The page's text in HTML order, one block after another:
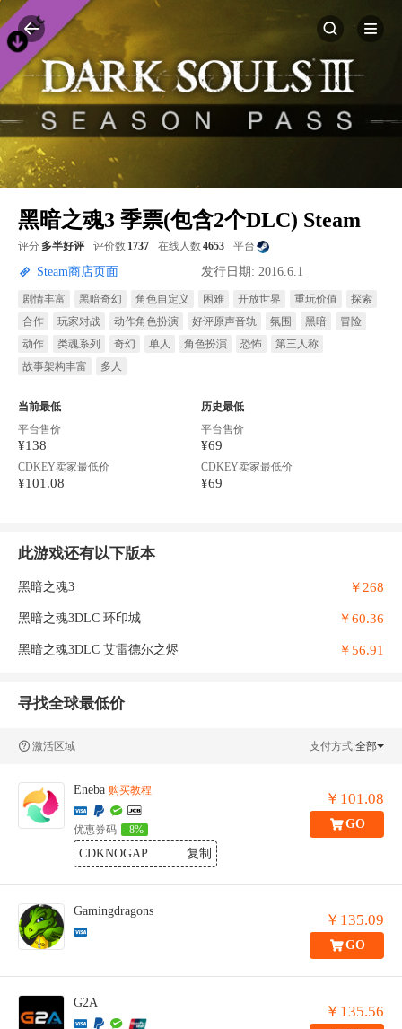
黑暗之魂3 季票(包含2个DLC) Steam
评分多半好评 评价数 1737 在线人数 4653 平台
Steam商店页面 发行日期: 2016.6.1
剧情丰富 黑暗奇幻 角色自定义 困难 开放世界 重玩价值
探索
合作
玩家对战 动作角色扮演 好评原声音轨 氛围 黑暗
冒险
动作
类魂系列 奇幻 单人 角色扮演 恐怖
第三人称
故事架构丰富
多人
当前最低
平台售价
¥138
CDKEY卖家最低价
¥101.08
历史最低
平台售价
¥69
CDKEY卖家最低价
¥69
此游戏还有以下版本
黑暗之魂3 ￥268
黑暗之魂3DLC 环印城 ￥60.36
黑暗之魂3DLC 艾雷德尔之烬 ￥56.91
寻找全球最低价
激活区域 支付方式:全部
Eneba 购买教程
优惠券码 -8%
CDKNOGAP 复制
￥101.08
GO
Gamingdragons
￥135.09
GO
G2A
￥135.56